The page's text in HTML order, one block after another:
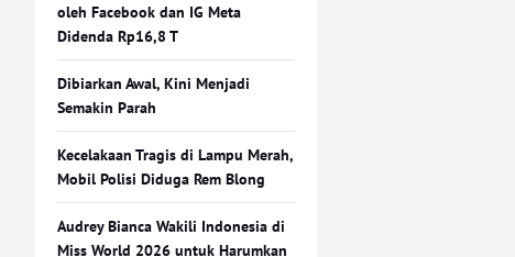
oleh Facebook dan IG Meta
Didenda Rp16,8 T
Dibiarkan Awal, Kini Menjadi
Semakin Parah
Kecelakaan Tragis di Lampu Merah,
Mobil Polisi Diduga Rem Blong
Audrey Bianca Wakili Indonesia di
Miss World 2026 untuk Harumkan